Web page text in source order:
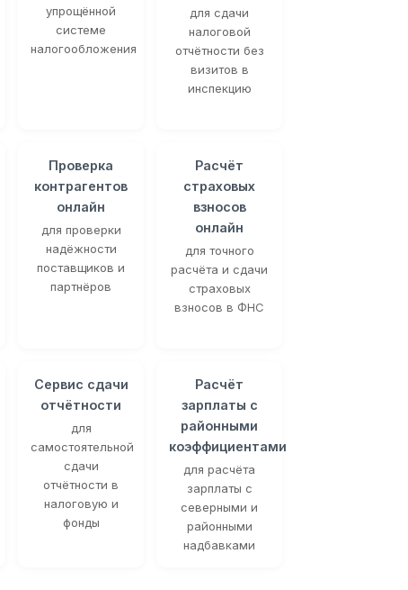
упрощённой
системе
налогообложения
для сдачи
налоговой
отчётности без
визитов в
инспекцию
Проверка
контрагентов
онлайн
для проверки
надёжности
поставщиков и
партнёров
Расчёт
страховых
взносов
онлайн
для точного
расчёта и сдачи
страховых
взносов в ФНС
Сервис сдачи
отчётности
для
самостоятельной
сдачи
отчётности в
налоговую и
фонды
Расчёт
зарплаты с
районными
коэффициентами
для расчёта
зарплаты с
северными и
районными
надбавками